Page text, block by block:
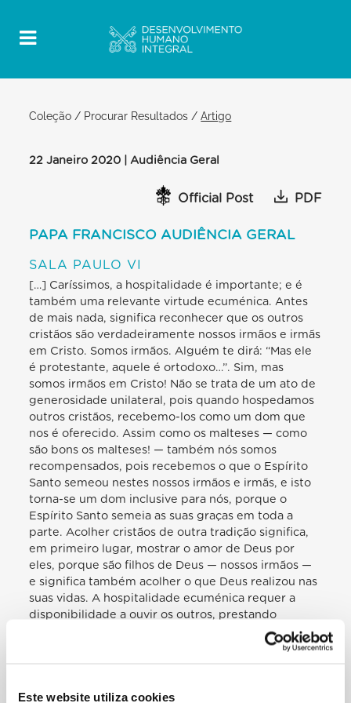
Este website utiliza cookies
Coleção / Procurar Resultados /Artigo
22 Janeiro 2020 | Audiência Geral
Official Post PDF
PAPA FRANCISCO AUDIÊNCIA GERAL
SALA PAULO VI
[…] Caríssimos, a hospitalidade é importante; e é
também uma relevante virtude ecuménica. Antes
de mais nada, significa reconhecer que os outros
cristãos são verdadeiramente nossos irmãos e irmãs
em Cristo. Somos irmãos. Alguém te dirá: “Mas ele
é protestante, aquele é ortodoxo…”. Sim, mas
somos irmãos em Cristo! Não se trata de um ato de
generosidade unilateral, pois quando hospedamos
outros cristãos, recebemo-los como um dom que
nos é oferecido. Assim como os malteses — como
são bons os malteses! — também nós somos
recompensados, pois recebemos o que o Espírito
Santo semeou nestes nossos irmãos e irmãs, e isto
torna-se um dom inclusive para nós, porque o
Espírito Santo semeia as suas graças em toda a
parte. Acolher cristãos de outra tradição significa,
em primeiro lugar, mostrar o amor de Deus por
eles, porque são filhos de Deus — nossos irmãos —
e significa também acolher o que Deus realizou nas
suas vidas. A hospitalidade ecuménica requer a
disponibilidade a ouvir os outros, prestando
atenção às suas histórias pessoais de fé e à história
da sua comunidade, comunidade de fé com uma
experiência de Deus que outros cristãos fazem e a